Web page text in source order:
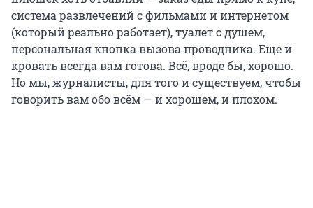
система развлечений с фильмами и интернетом
(который реально работает), туалет с душем,
персональная кнопка вызова проводника. Еще и
кровать всегда вам готова. Всё, вроде бы, хорошо.
Но мы, журналисты, для того и существуем, чтобы
говорить вам обо всём — и хорошем, и плохом.